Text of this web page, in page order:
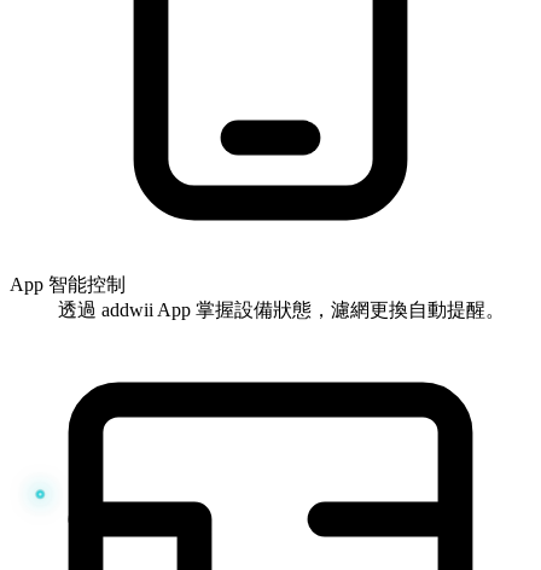
App 智能控制
透過 addwii App 掌握設備狀態，濾網更換自動提醒。